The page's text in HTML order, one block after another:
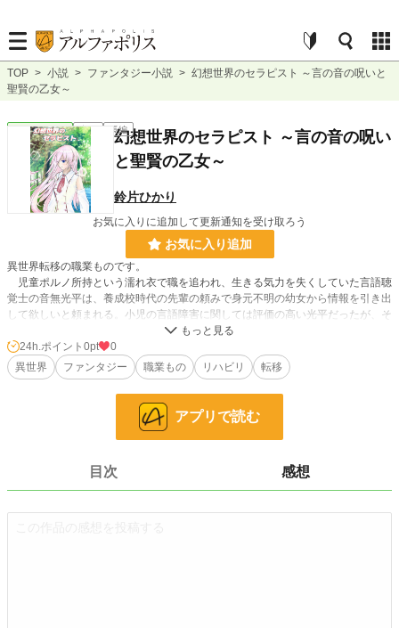
TOP > 小説 > ファンタジー小説 > 幻想世界のセラピスト ～言の音の呪いと
聖賢の乙女～
ファンタジー 完結 長編
幻想世界のセラピスト ～言の音の呪い
と聖賢の乙女～
鈴片ひかり
お気に入りに追加して更新通知を受け取ろう
お気に入り追加
異世界転移の職業ものです。
児童ポルノ所持という濡れ衣で職を追われ、生きる気力を失くしていた言語聴
覚士の音無光平は、養成校時代の先輩の頼みで身元不明の幼女から情報を引き出
して欲しいと頼まれる。小児の言語障害に関しては評価の高い光平だったが、そ
の幼女の力で異世界へ飛ばされてしまった。
魔法の発達した異世界のラングワース王国で稀人として監視されながら治療院
で働いていた光平は、言の音の呪いに罹った元・聖賢の乙女フィーネと出会う。
カ行がタ行に入れ替わっていたフィーネは魔法詠唱ができず苦しんでいたため、
光平は言語聴覚士として積んできた訓練技術を用いてフィーネに言語訓練を提案
表紙は自作 使用ソフト：クリップスタジオ
GA文庫大賞二次落選の内容を改稿し投稿しました。
24h.ポイント 0pt
0
異世界
ファンタジー 職業もの リハビリ 転移
アプリで読む
目次 感想